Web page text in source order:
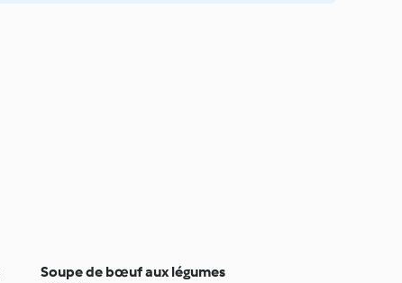
Soupe de bœuf aux légumes